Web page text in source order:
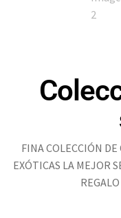
FINA COLECCIÓN DE
EXÓTICAS LA MEJOR